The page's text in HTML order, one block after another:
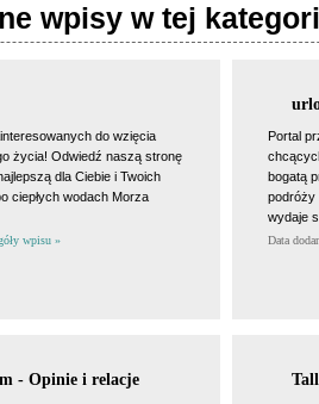
wpisy w tej
do wzięcia
życia! Odwiedź naszą stronę
dla Ciebie i Twoich
ciepłych wodach Morza
wpisu »
Portal
bogatą
podróży
wydaje
Data
- Opinie i relacje